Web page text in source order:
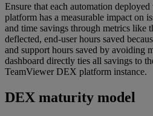
Ensure that each automation
platform has a measurable impact on
and time savings through metrics like
deflected, end-user hours saved
and support hours saved by avoiding
dashboard directly ties all savings to
TeamViewer DEX platform instance.
DEX maturity model